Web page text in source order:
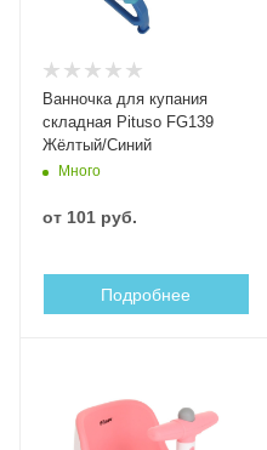
Ванночка для купания
складная Pituso FG139
Жёлтый/Синий
Много
от 101 руб.
Подробнее